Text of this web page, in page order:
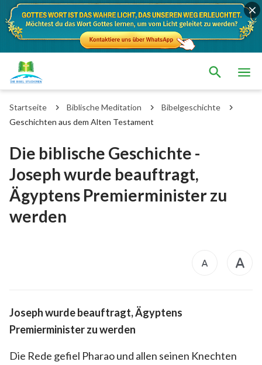
Startseite Biblische Meditation
Bibelgeschichte
Geschichten aus dem Alten Testament
Die biblische Geschichte -
Joseph wurde beauftragt,
Ägyptens Premierminister zu
werden
Joseph wurde beauftragt, Ägyptens
Premierminister zu werden
Die Rede gefiel Pharao und allen seinen Knechten